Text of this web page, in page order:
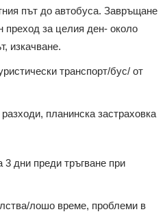
път до автобуса. Завръщане
за целия ден- около
изкачване.
транспорт/бус/ от
планинска застраховка
3 дни преди тръгване при
лошо време, проблеми в